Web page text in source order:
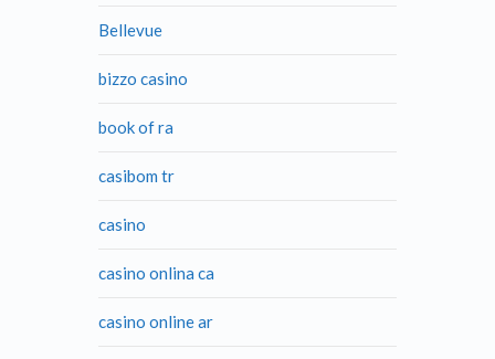
Bellevue
bizzo casino
book of ra
casibom tr
casino
casino onlina ca
casino online ar